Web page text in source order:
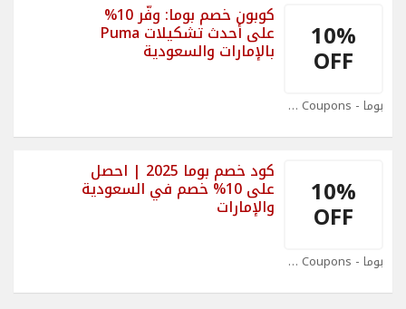
10%
OFF
بوما - Puma Coupons
كوبون خصم بوما: وفّر 10%
على أحدث تشكيلات Puma
بالإمارات والسعودية
10%
OFF
بوما - Puma Coupons
كود خصم بوما 2025 | احصل
على 10% خصم في السعودية
والإمارات